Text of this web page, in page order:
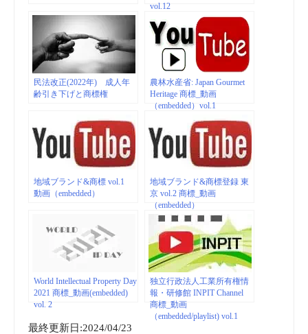
vol.12
民法改正(2022年) 成人年
齢引き下げと商標権
農林水産省: Japan Gourmet
Heritage 商標_動画
（embedded）vol.1
地域ブランド&商標 vol.1
動画（embedded）
地域ブランド&商標登録 東
京 vol.2 商標_動画
（embedded）
World Intellectual Property Day
2021 商標_動画(embedded)
vol. 2
独立行政法人工業所有権情
報・研修館 INPIT Channel
商標_動画
（embedded/playlist) vol.1
最終更新日:2024/04/23